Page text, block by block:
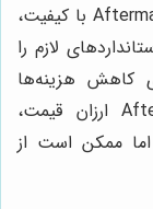
اما معمولاً گران‌تر هستند. قطعات Aftermarket با کیفیت،
لازم را
کاهش هزینه‌ها
باشند. در نهایت، قطعات Aftermarket ارزان قیمت،
ممکن است از